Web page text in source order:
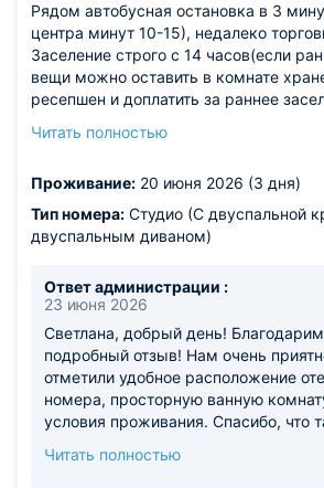
Рядом автобусная остановка в 3
центра минут 10-15), недалеко
Заселение строго с 14 часов(если
вещи можно оставить в комнате
ресепшен и доплатить за раннее
комната, есть фен, тапочки, зубные
раковина, мини-холодильник,
заказывать завтраки ,а можно в
этом же здании в паре шагов)
на улице номер был на 1 этаже
Читать полностью
Проживание: 20 июня 2026 (3 дня)
Тип номера: Студио (С двуспальной
двуспальным диваном)
Ответ администрации :
23 июня 2026
Светлана, добрый день!
подробный отзыв! Нам очень
отметили удобное расположение
номера, просторную ванную
условия проживания. Спасибо, что
шума с улицы, к сожалению, при
Читать полностью